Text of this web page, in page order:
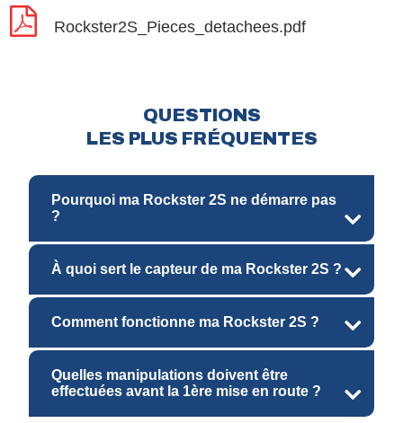
Rockster2S_Pieces_detachees.pdf
QUESTIONS
LES PLUS FRÉQUENTES
Pourquoi ma Rockster 2S ne démarre pas
?
À quoi sert le capteur de ma Rockster 2S ?
Comment fonctionne ma Rockster 2S ?
Quelles manipulations doivent être
effectuées avant la 1ère mise en route ?